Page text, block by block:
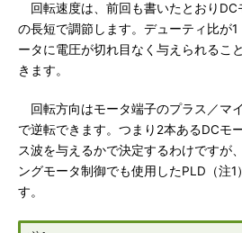
回転速度は、前回も書いたとおりDC
の長短で調節します。デューティ比が
ータに電圧が切れ目なく与えられるこ
きます。
回転方向はモータ端子のプラス／マ
で逆転できます。つまり2本あるDCモ
ス波を与えるかで決定するわけですが
ングモータ制御でも使用したPLD（注1
す。